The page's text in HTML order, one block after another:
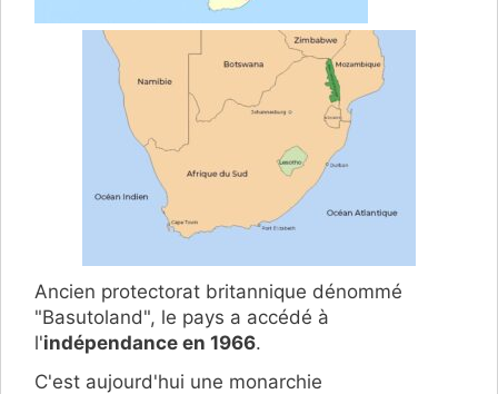
Ancien protectorat britannique dénommé
"Basutoland", le pays a accédé à
l'indépendance en 1966.
C'est aujourd'hui une monarchie